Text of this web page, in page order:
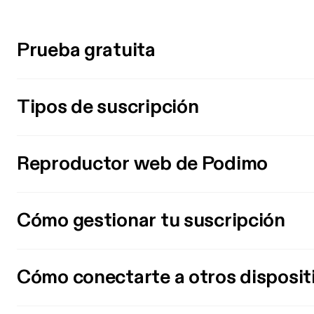
Prueba gratuita
Tipos de suscripción
Reproductor web de Podimo
Cómo gestionar tu suscripción
Cómo conectarte a otros